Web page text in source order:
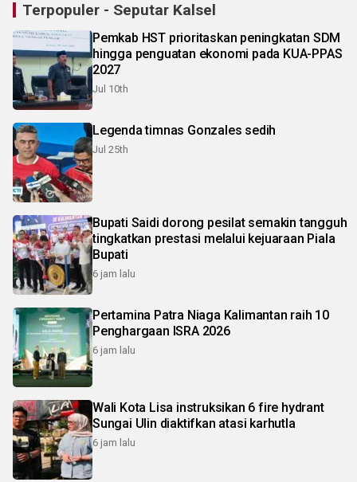
Terpopuler - Seputar Kalsel
Pemkab HST prioritaskan peningkatan SDM
hingga penguatan ekonomi pada KUA-PPAS
2027
Jul 10th
Legenda timnas Gonzales sedih
Jul 25th
Bupati Saidi dorong pesilat semakin tangguh
tingkatkan prestasi melalui kejuaraan Piala
Bupati
6 jam lalu
Pertamina Patra Niaga Kalimantan raih 10
Penghargaan ISRA 2026
6 jam lalu
Wali Kota Lisa instruksikan 6 fire hydrant
Sungai Ulin diaktifkan atasi karhutla
6 jam lalu